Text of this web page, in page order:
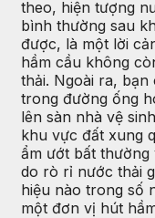
theo, hiện tượng
bình thường sau
được, là một lời
hầm cầu không
thải. Ngoài ra,
trong đường ống
lên sàn nhà vệ
khu vực đất xung
ẩm ướt bất
do rò rỉ nước thải
hiệu nào trong số
một đơn vị hút